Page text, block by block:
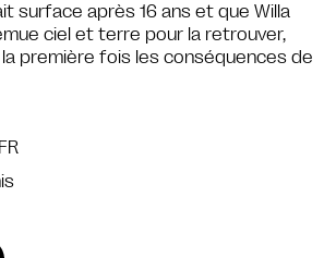
surface après 16 ans et que Willa
ciel et terre pour la retrouver,
première fois les conséquences de